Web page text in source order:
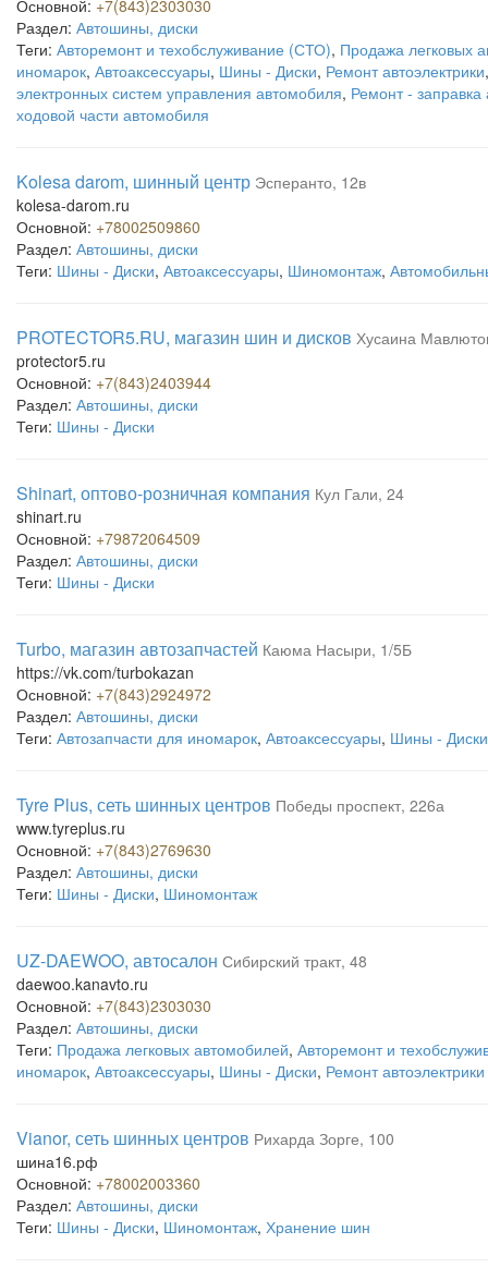
Основной: +7(843)2303030
Раздел: Автошины, диски
Теги: Авторемонт и техобслуживание (СТО), Продажа легковых
иномарок, Автоаксессуары, Шины - Диски, Ремонт автоэлектрики
электронных систем управления автомобиля, Ремонт -
ходовой части автомобиля
Kolesa darom, шинный центр Эсперанто, 12в
kolesa-darom.ru
Основной: +78002509860
Раздел: Автошины, диски
Теги: Шины - Диски, Автоаксессуары, Шиномонтаж,
PROTECTOR5.RU, магазин шин и дисков Хусаина
protector5.ru
Основной: +7(843)2403944
Раздел: Автошины, диски
Теги: Шины - Диски
Shinart, оптово-розничная компания Кул Гали, 24
shinart.ru
Основной: +79872064509
Раздел: Автошины, диски
Теги: Шины - Диски
Turbo, магазин автозапчастей Каюма Насыри, 1/5Б
https://vk.com/turbokazan
Основной: +7(843)2924972
Раздел: Автошины, диски
Теги: Автозапчасти для иномарок, Автоаксессуары, Шины - Диски
Tyre Plus, сеть шинных центров Победы проспект, 226а
www.tyreplus.ru
Основной: +7(843)2769630
Раздел: Автошины, диски
Теги: Шины - Диски, Шиномонтаж
UZ-DAEWOO, автосалон Сибирский тракт, 48
daewoo.kanavto.ru
Основной: +7(843)2303030
Раздел: Автошины, диски
Теги: Продажа легковых автомобилей, Авторемонт и
иномарок, Автоаксессуары, Шины - Диски, Ремонт автоэлектрики
Vianor, сеть шинных центров Рихарда Зорге, 100
шина16.рф
Основной: +78002003360
Раздел: Автошины, диски
Теги: Шины - Диски, Шиномонтаж, Хранение шин